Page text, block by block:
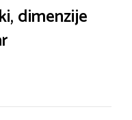
dimenzije